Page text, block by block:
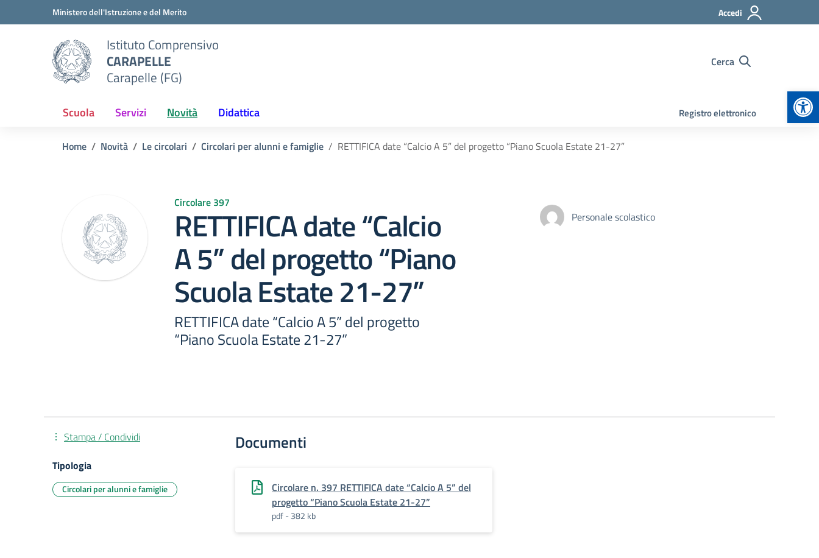
Vai ai contenuti
Vai al menu di navigazioneMinistero dell'Istruzione e del Merito Accedi
Istituto Comprensivo
CARAPELLE
Carapelle (FG)
Cerca
Scuola Servizi Novità Didattica Registro elettronico
Home Novità Le circolari Circolari per alunni e famiglie RETTIFICA date “Calcio A 5” del progetto “Piano Scuola Estate 21-27”
Circolare 397
RETTIFICA date “Calcio
A 5” del progetto “Piano
Scuola Estate 21-27”
RETTIFICA date “Calcio A 5” del progetto
“Piano Scuola Estate 21-27”
Personale scolastico
Documenti
Circolare n. 397 RETTIFICA date “Calcio A 5” del
progetto “Piano Scuola Estate 21-27”
pdf - 382 kb
Stampa / Condividi
Tipologia
Circolari per alunni e famiglie